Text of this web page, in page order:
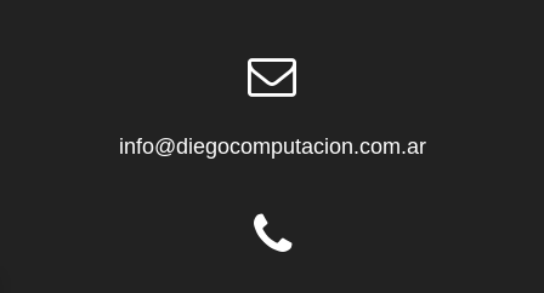
info@diegocomputacion.com.ar